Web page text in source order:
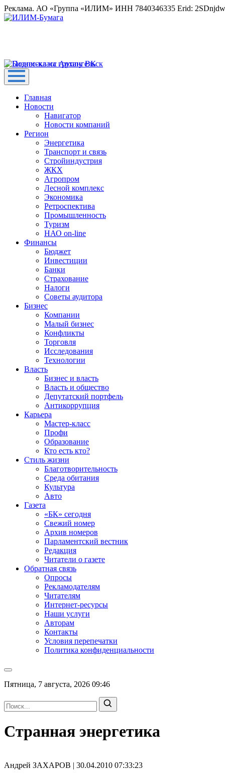
Реклама. АО «Группа «ИЛИМ» ИНН 7840346335 Erid:
Главная
Новости
Навигатор
Новости компаний
Регион
Энергетика
Транспорт и связь
Стройиндустрия
ЖКХ
Агропром
Лесной комплекс
Экономика
Ретроспектива
Промышленность
Туризм
НАО on-line
Финансы
Бюджет
Инвестиции
Банки
Страхование
Налоги
Советы аудитора
Бизнес
Компании
Малый бизнес
Конфликты
Торговля
Исследования
Технологии
Власть
Бизнес и власть
Власть и общество
Депутатский портфель
Антикоррупция
Карьера
Мастер-класс
Профи
Образование
Кто есть кто?
Стиль жизни
Благотворительность
Среда обитания
Культура
Авто
Газета
«БК» сегодня
Свежий номер
Архив номеров
Парламентский вестник
Редакция
Читатели о газете
Обратная связь
Опросы
Рекламодателям
Читателям
Интернет-ресурсы
Наши услуги
Авторам
Контакты
Условия перепечатки
Политика конфиденциальности
Пятница, 7 августа, 2026 09:46
Странная энергетика
Андрей ЗАХАРОВ | 30.04.2010 07:33:23